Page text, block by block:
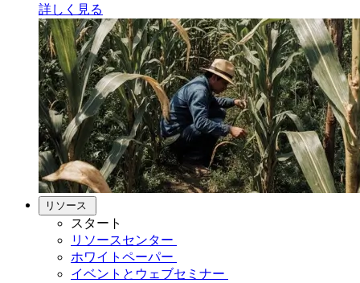
詳しく見る
リソース
スタート
リソースセンター
ホワイトペーパー
イベントとウェブセミナー